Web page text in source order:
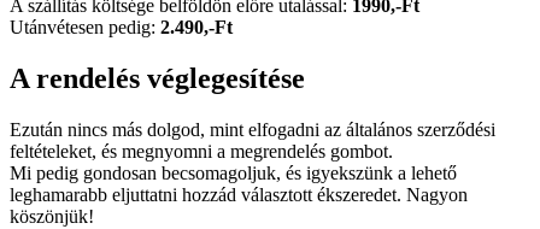
A szállítás költsége belföldön előre utalással: 1990,-Ft
Utánvétesen pedig: 2.490,-Ft
A rendelés véglegesítése
Ezután nincs más dolgod, mint elfogadni az általános szerződési
feltételeket, és megnyomni a megrendelés gombot.
Mi pedig gondosan becsomagoljuk, és igyekszünk a lehető
leghamarabb eljuttatni hozzád választott ékszeredet. Nagyon
köszönjük!